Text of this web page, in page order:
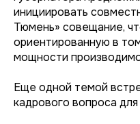
инициировать
Тюмень» совещание,
ориентированную в
мощности
Еще одной темой
кадрового вопроса